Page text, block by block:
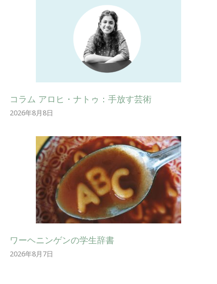
コラム アロヒ・ナトゥ：手放す芸術
2026年8月8日
ワーヘニンゲンの学生辞書
2026年8月7日